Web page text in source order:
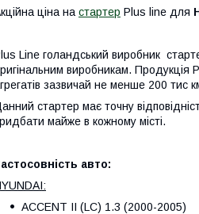
ціна на стартер Plus line для
Line голандський виробник
виробникам.
зазвичай не менше 200 тис
стартер має точну
майже в кожному місті.
авто:
ACCENT II (LC) 1.3 (2000-2005)